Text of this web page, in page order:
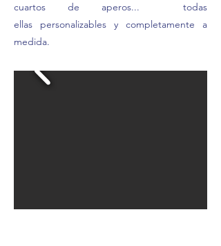
cuartos de aperos... todas
ellas personalizables y completamente a
medida.